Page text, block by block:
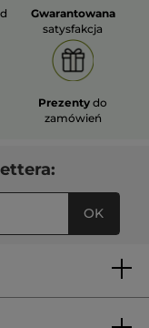
Gwarantowana
satysfakcja
Prezenty do
zamówień
OK